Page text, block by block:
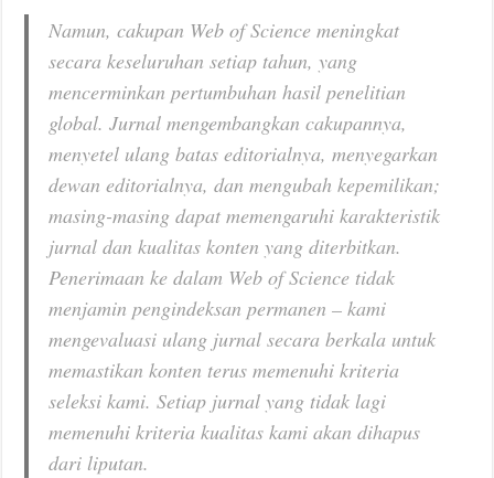
Namun, cakupan Web of Science meningkat
secara keseluruhan setiap tahun, yang
mencerminkan pertumbuhan hasil penelitian
global. Jurnal mengembangkan cakupannya,
menyetel ulang batas editorialnya, menyegarkan
dewan editorialnya, dan mengubah kepemilikan;
masing-masing dapat memengaruhi karakteristik
jurnal dan kualitas konten yang diterbitkan.
Penerimaan ke dalam Web of Science tidak
menjamin pengindeksan permanen – kami
mengevaluasi ulang jurnal secara berkala untuk
memastikan konten terus memenuhi kriteria
seleksi kami. Setiap jurnal yang tidak lagi
memenuhi kriteria kualitas kami akan dihapus
dari liputan.